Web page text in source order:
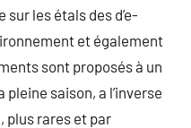
les étals des d’e-
et également
sont proposés à un
saison, a l’inverse
plus rares et par